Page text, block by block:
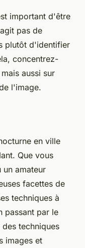
important d'être
pas de
plutôt d'identifier
concentrez-
aussi sur
l'image.
en ville
Que vous
un amateur
facettes de
techniques à
passant par le
techniques
images et